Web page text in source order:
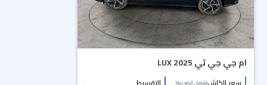
ام جي جي تي LUX 2025
(شامل الضريبة)